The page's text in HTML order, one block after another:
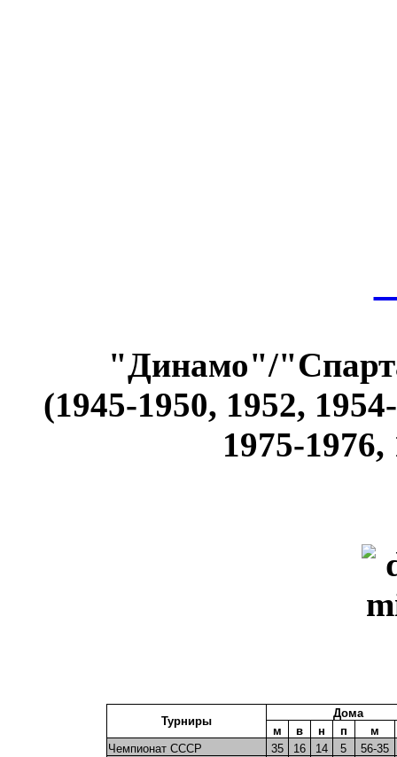
"Динамо"/
(1945-1950, 1952,
1975-1976,
Турниры
Дома
м
в н п
м
Чемпионат СССР
35 16 14 5
56-35